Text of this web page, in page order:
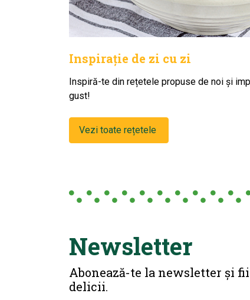
Inspirație de zi cu zi
Inspiră-te din rețetele propuse de noi și
gust!
Vezi toate rețetele
Newsletter
Abonează-te la newsletter și
delicii.